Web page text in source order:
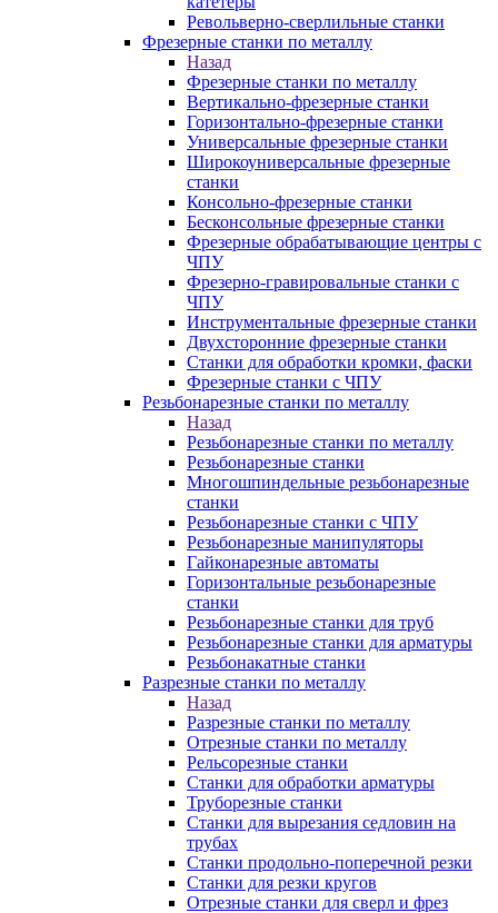
Револьверно-сверлильные станки
Фрезерные станки по металлу
Назад
Фрезерные станки по металлу
Вертикально-фрезерные станки
Горизонтально-фрезерные станки
Универсальные фрезерные станки
Широкоуниверсальные фрезерные
станки
Консольно-фрезерные станки
Бесконсольные фрезерные станки
Фрезерные обрабатывающие центры с
ЧПУ
Фрезерно-гравировальные станки с
ЧПУ
Инструментальные фрезерные станки
Двухсторонние фрезерные станки
Станки для обработки кромки, фаски
Фрезерные станки с ЧПУ
Резьбонарезные станки по металлу
Назад
Резьбонарезные станки по металлу
Резьбонарезные станки
Многошпиндельные резьбонарезные
станки
Резьбонарезные станки с ЧПУ
Резьбонарезные манипуляторы
Гайконарезные автоматы
Горизонтальные резьбонарезные
станки
Резьбонарезные станки для труб
Резьбонарезные станки для арматуры
Резьбонакатные станки
Разрезные станки по металлу
Назад
Разрезные станки по металлу
Отрезные станки по металлу
Рельсорезные станки
Станки для обработки арматуры
Труборезные станки
Станки для вырезания седловин на
трубаx
Станки продольно-поперечной резки
Станки для резки кругов
Отрезные станки для сверл и фрез